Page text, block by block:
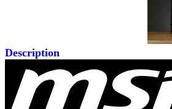
Description